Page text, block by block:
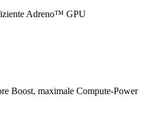
Adreno™ GPU
Boost, maximale Compute-Power